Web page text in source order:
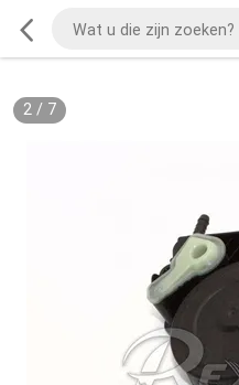
2/ 7